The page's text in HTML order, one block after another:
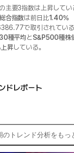
主要3指数は上昇してい
合指数は前日比1.40%
で取引されている
種平均とS&P500種株
昇している。
ドレポート
のトレンド分析をもっ